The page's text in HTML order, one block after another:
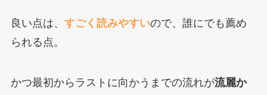
良い点は、 すごく読みやすいので、誰にでも薦め
られる点。
かつ最初からラストに向かうまでの流れが流麗か